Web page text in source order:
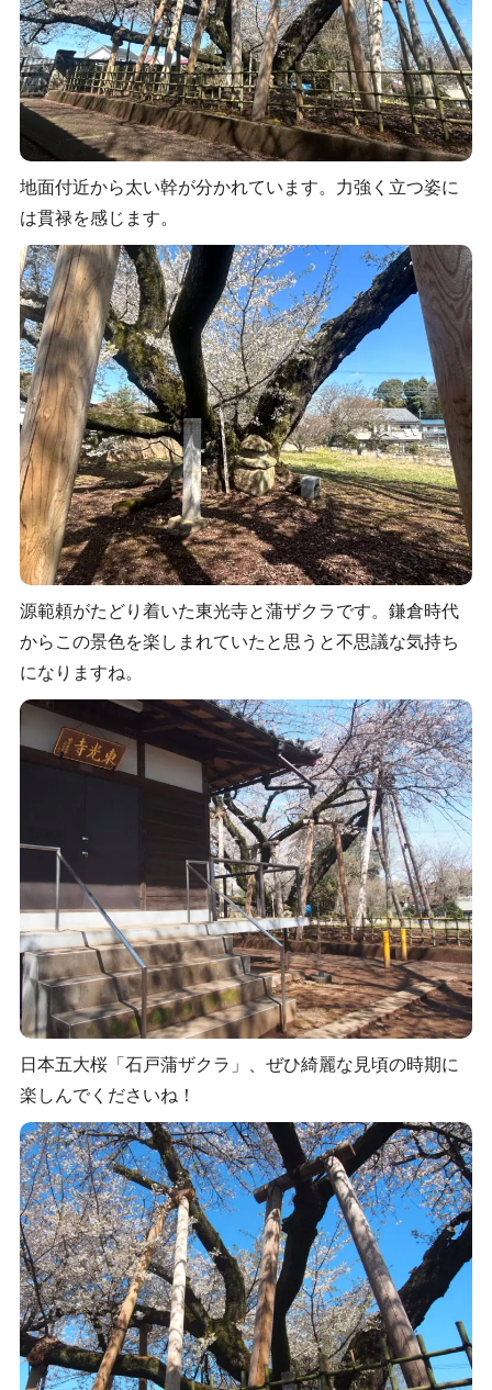
地面付近から太い幹が分かれています。力強く立つ姿に
は貫禄を感じます。
源範頼がたどり着いた東光寺と蒲ザクラです。鎌倉時代
からこの景色を楽しまれていたと思うと不思議な気持ち
になりますね。
日本五大桜「石戸蒲ザクラ」、ぜひ綺麗な見頃の時期に
楽しんでくださいね！